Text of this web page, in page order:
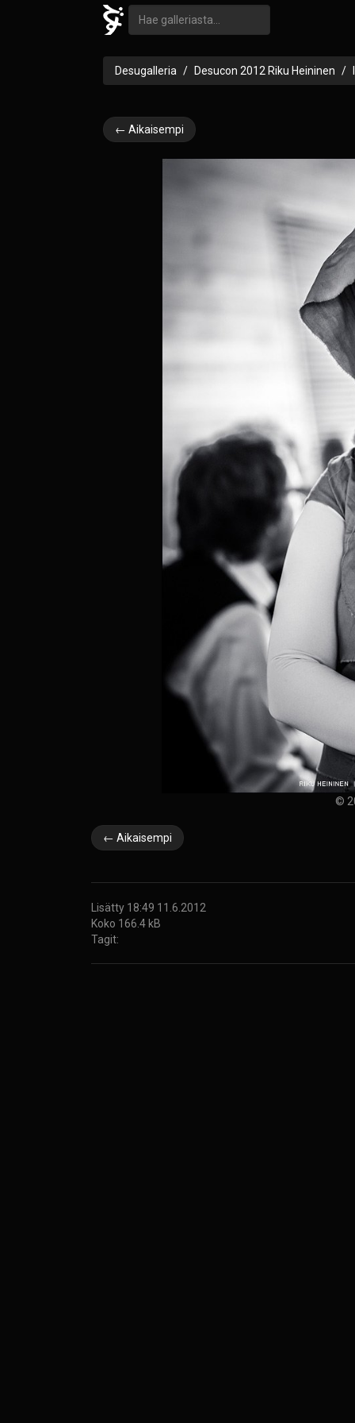
Desugalleria Desucon 2012 Riku Heininen
← Aikaisempi
©
← Aikaisempi
Lisätty 18:49 11.6.2012
Koko 166.4 kB
Tagit: